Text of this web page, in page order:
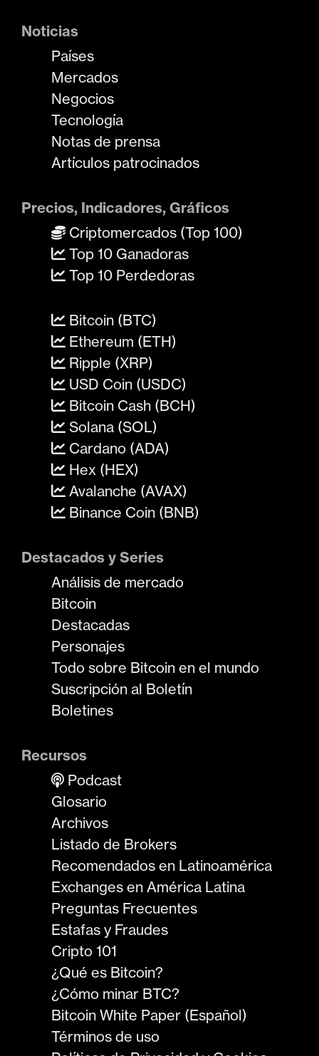
Noticias
Países
Mercados
Negocios
Tecnología
Notas de prensa
Artículos patrocinados
Precios, Indicadores, Gráficos
Criptomercados (Top 100)
Top 10 Ganadoras
Top 10 Perdedoras
Bitcoin (BTC)
Ethereum (ETH)
Ripple (XRP)
USD Coin (USDC)
Bitcoin Cash (BCH)
Solana (SOL)
Cardano (ADA)
Hex (HEX)
Avalanche (AVAX)
Binance Coin (BNB)
Destacados y Series
Análisis de mercado
Bitcoin
Destacadas
Personajes
Todo sobre Bitcoin en el mundo
Suscripción al Boletín
Boletines
Recursos
Podcast
Glosario
Archivos
Listado de Brokers
Recomendados en Latinoamérica
Exchanges en América Latina
Preguntas Frecuentes
Estafas y Fraudes
Cripto 101
¿Qué es Bitcoin?
¿Cómo minar BTC?
Bitcoin White Paper (Español)
Términos de uso